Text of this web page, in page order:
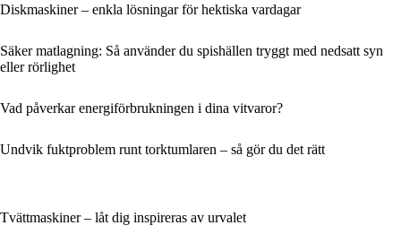
Diskmaskiner – enkla lösningar för hektiska vardagar
Säker matlagning: Så använder du spishällen tryggt med nedsatt syn
eller rörlighet
Vad påverkar energiförbrukningen i dina vitvaror?
Undvik fuktproblem runt torktumlaren – så gör du det rätt
Tvättmaskiner – låt dig inspireras av urvalet